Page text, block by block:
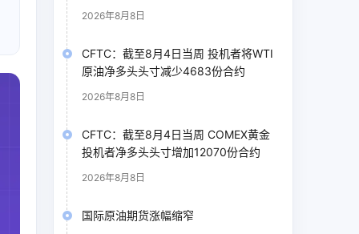
2026年8月8日
CFTC：截至8月4日当周 投机者将WTI
原油净多头头寸减少4683份合约
2026年8月8日
CFTC：截至8月4日当周 COMEX黄金
投机者净多头头寸增加12070份合约
2026年8月8日
国际原油期货涨幅缩窄